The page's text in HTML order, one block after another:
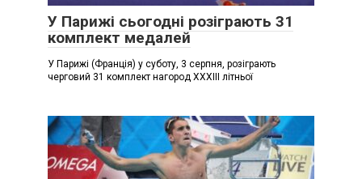
У Парижі сьогодні розіграють 31
комплект медалей
У Парижі (Франція) у суботу, 3 серпня, розіграють
черговий 31 комплект нагород ХХХІІІ літньої